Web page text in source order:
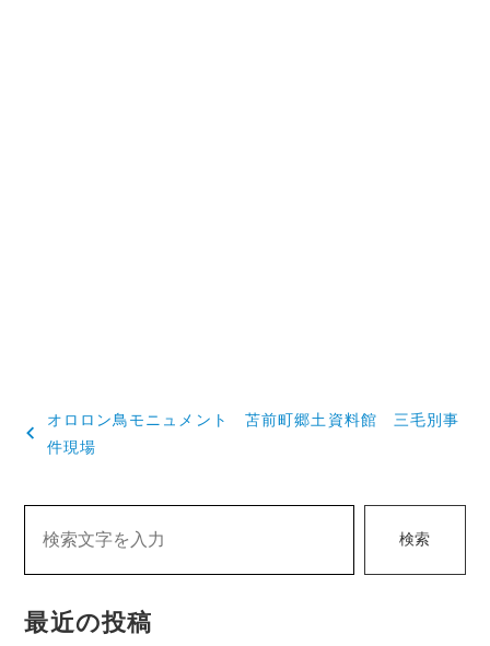
稿
ビ
ゲ
ー
オロロン鳥モニュメント 苫前町郷土資料館 三毛別事
件現場
検索
最近の投稿